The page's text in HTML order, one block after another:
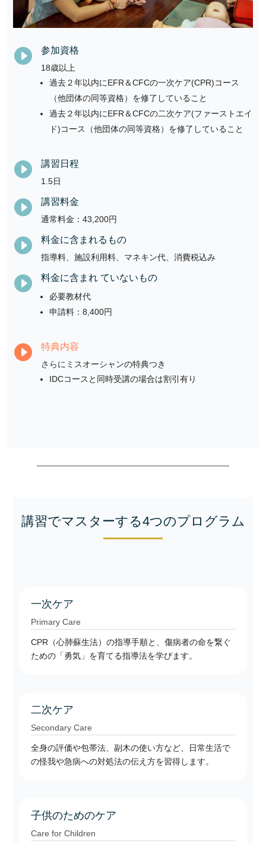
 参加資格
18歳以上
過去２年以内にEFR＆CFCの一次ケア(CPR)コース
（他団体の同等資格）を修了していること
過去２年以内にEFR＆CFCの二次ケア(ファーストエイ
ド)コース（他団体の同等資格）を修了していること
 講習日程
1.5日
 講習料金
通常料金：43,200円
 料金に含まれるもの
指導料、施設利用料、マネキン代、消費税込み
 料金に含まれ ていないもの
必要教材代
申請料：8,400円
 特典内容
さらにミスオーシャンの特典つき
IDCコースと同時受講の場合は割引有り
講習でマスターする4つのプログラム
一次ケア
Primary Care
CPR（心肺蘇生法）の指導手順と、傷病者の命を繋ぐ
ための「勇気」を育てる指導法を学びます。
二次ケア
Secondary Care
全身の評価や包帯法、副木の使い方など、日常生活で
の怪我や急病への対処法の伝え方を習得します。
子供のためのケア
Care for Children